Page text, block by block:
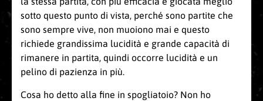
sotto questo punto di vista, perché sono partite che
sono sempre vive, non muoiono mai e questo
richiede grandissima lucidità e grande capacità di
rimanere in partita, quindi occorre lucidità e un
pelino di pazienza in più.
Cosa ho detto alla fine in spogliatoio? Non ho